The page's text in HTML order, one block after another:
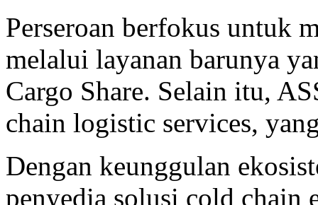
Perseroan berfokus untuk
melalui layanan barunya
Cargo Share. Selain itu,
chain logistic services,
Dengan keunggulan
penyedia solusi cold chain